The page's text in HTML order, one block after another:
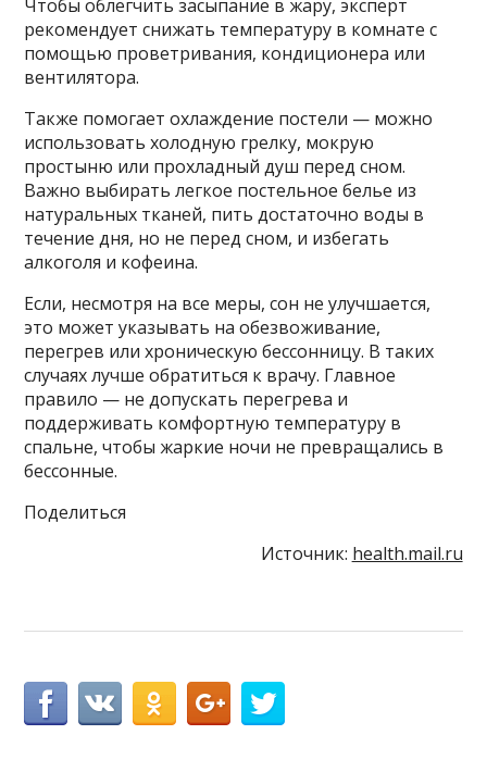
Чтобы облегчить засыпание в жару, эксперт
рекомендует снижать температуру в комнате с
помощью проветривания, кондиционера или
вентилятора.
Также помогает охлаждение постели — можно
использовать холодную грелку, мокрую
простыню или прохладный душ перед сном.
Важно выбирать легкое постельное белье из
натуральных тканей, пить достаточно воды в
течение дня, но не перед сном, и избегать
алкоголя и кофеина.
Если, несмотря на все меры, сон не улучшается,
это может указывать на обезвоживание,
перегрев или хроническую бессонницу. В таких
случаях лучше обратиться к врачу. Главное
правило — не допускать перегрева и
поддерживать комфортную температуру в
спальне, чтобы жаркие ночи не превращались в
бессонные.
Поделиться
Источник: health.mail.ru